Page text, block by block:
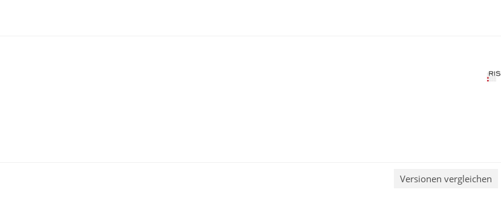
Versionen vergleichen